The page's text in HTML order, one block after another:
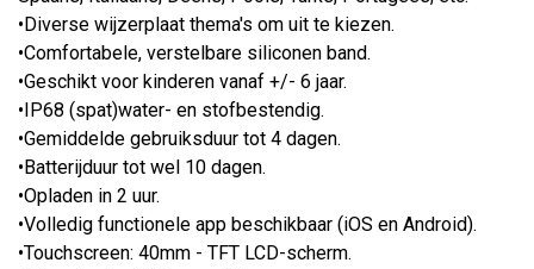
•Diverse wijzerplaat thema's om uit te kiezen.
•Comfortabele, verstelbare siliconen band.
•Geschikt voor kinderen vanaf +/- 6 jaar.
•IP68 (spat)water- en stofbestendig.
•Gemiddelde gebruiksduur tot 4 dagen.
•Batterijduur tot wel 10 dagen.
•Opladen in 2 uur.
•Volledig functionele app beschikbaar (iOS en Android).
•Touchscreen: 40mm - TFT LCD-scherm.